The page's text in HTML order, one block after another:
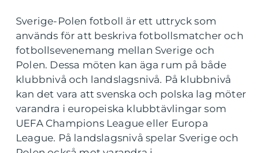
Sverige-Polen fotboll är ett uttryck som
används för att beskriva fotbollsmatcher och
fotbollsevenemang mellan Sverige och
Polen. Dessa möten kan äga rum på både
klubbnivå och landslagsnivå. På klubbnivå
kan det vara att svenska och polska lag möter
varandra i europeiska klubbtävlingar som
UEFA Champions League eller Europa
League. På landslagsnivå spelar Sverige och